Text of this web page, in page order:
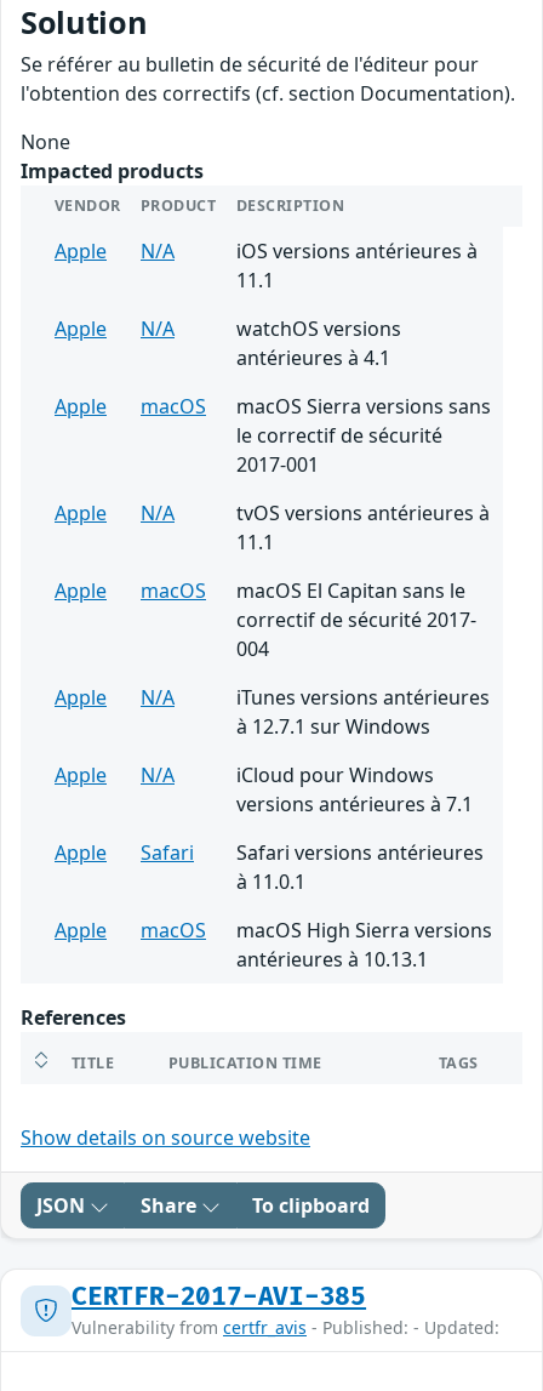
Solution
Se référer au bulletin de sécurité de l'éditeur pour
l'obtention des correctifs (cf. section Documentation).
None
Impacted products
VENDOR PRODUCT DESCRIPTION
Apple N/A
iOS versions antérieures à
11.1
Apple
N/A
watchOS versions
antérieures à 4.1
Apple
macOS
macOS Sierra versions sans
le correctif de sécurité
2017-001
Apple
N/A
tvOS versions antérieures à
11.1
Apple
macOS
macOS El Capitan sans le
correctif de sécurité 2017-
004
Apple
N/A
iTunes versions antérieures
à 12.7.1 sur Windows
Apple
N/A
iCloud pour Windows
versions antérieures à 7.1
Apple
Safari
Safari versions antérieures
à 11.0.1
Apple
macOS
macOS High Sierra versions
antérieures à 10.13.1
References
TITLE PUBLICATION TIME TAGS
Show details on source website
JSON Share To clipboard
CERTFR-2017-AVI-385
Vulnerability from certfr_avis - Published: - Updated: